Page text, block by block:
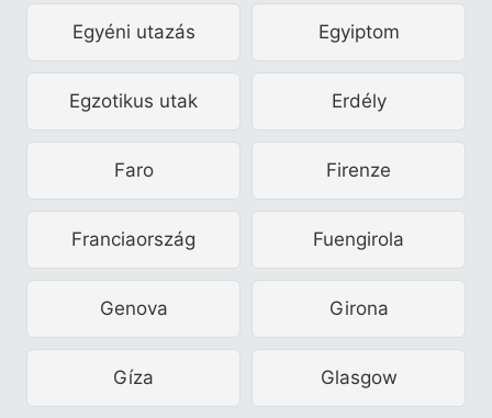
Egyéni utazás Egyiptom
Egzotikus utak Erdély
Faro Firenze
Franciaország Fuengirola
Genova Girona
Gíza Glasgow